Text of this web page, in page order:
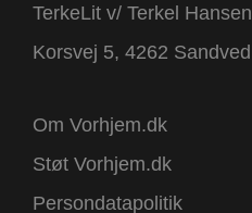
TerkeLit v/ Terkel Hansen
Korsvej 5, 4262 Sandved
Om Vorhjem.dk
Støt Vorhjem.dk
Persondatapolitik